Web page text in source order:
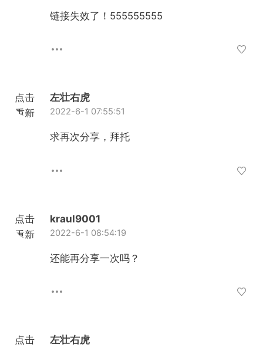
链接失效了！555555555
点击
重新
左壮右虎
2022-6-1 07:55:51
求再次分享，拜托
点击
重新
kraul9001
2022-6-1 08:54:19
还能再分享一次吗？
点击
左壮右虎